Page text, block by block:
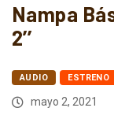
Nampa
2’’
AUDIO ESTRENO
mayo 2, 2021